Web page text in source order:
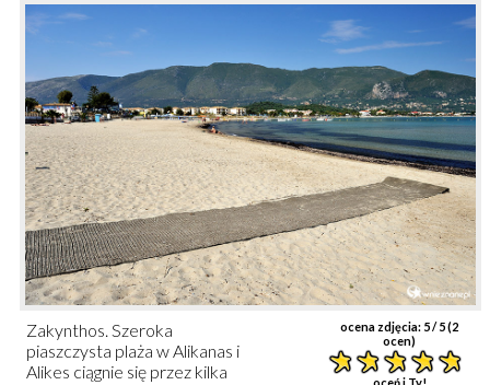
ocena zdjęcia: 5/ 5 (2
ocen)
oceń i Ty!
Zakynthos. Szeroka
piaszczysta plaża w Alikanas i
Alikes ciągnie się przez kilka